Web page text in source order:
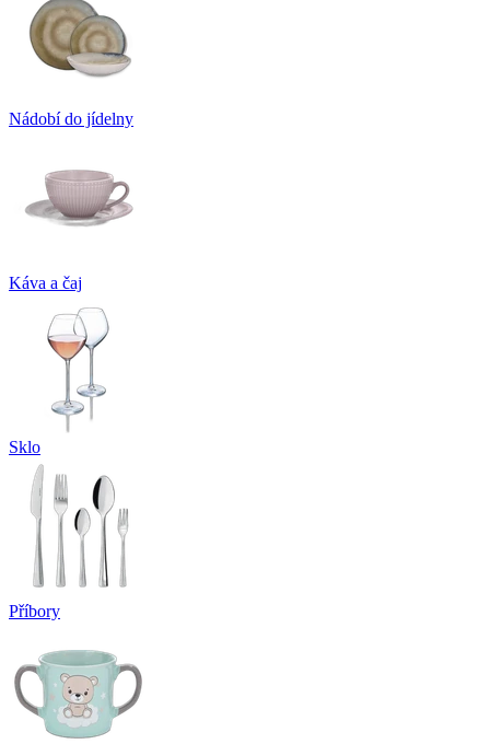
Nádobí do jídelny
Káva a čaj
Sklo
Příbory